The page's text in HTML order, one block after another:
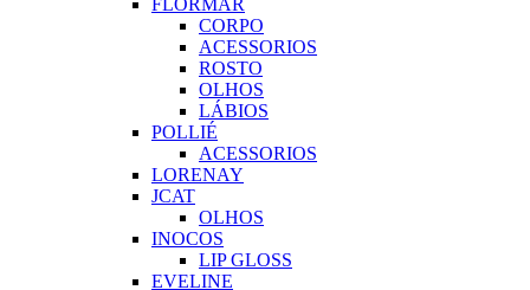
FLORMAR
CORPO
ACESSORIOS
ROSTO
OLHOS
LÁBIOS
POLLIÉ
ACESSORIOS
LORENAY
JCAT
OLHOS
INOCOS
LIP GLOSS
EVELINE